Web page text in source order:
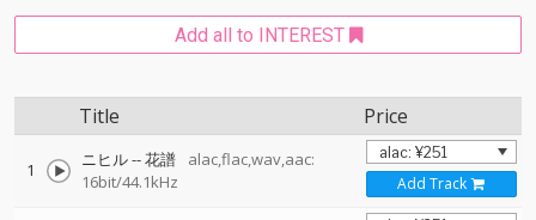
Add all to INTEREST
Title Price
1 ニヒル--花譜
alac,flac,wav,aac:
16bit/44.1kHz
Add Track